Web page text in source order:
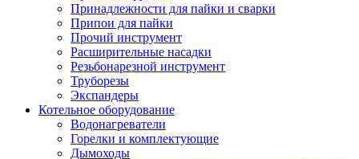
Принадлежности для пайки и сварки
Припои для пайки
Прочий инструмент
Расширительные насадки
Резьбонарезной инструмент
Труборезы
Экспандеры
Котельное оборудование
Водонагреватели
Горелки и комплектующие
Дымоходы